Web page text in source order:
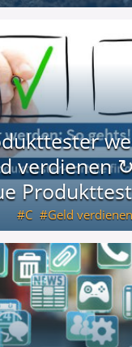
verdienen
C Geld verdienen
neue Produkttests